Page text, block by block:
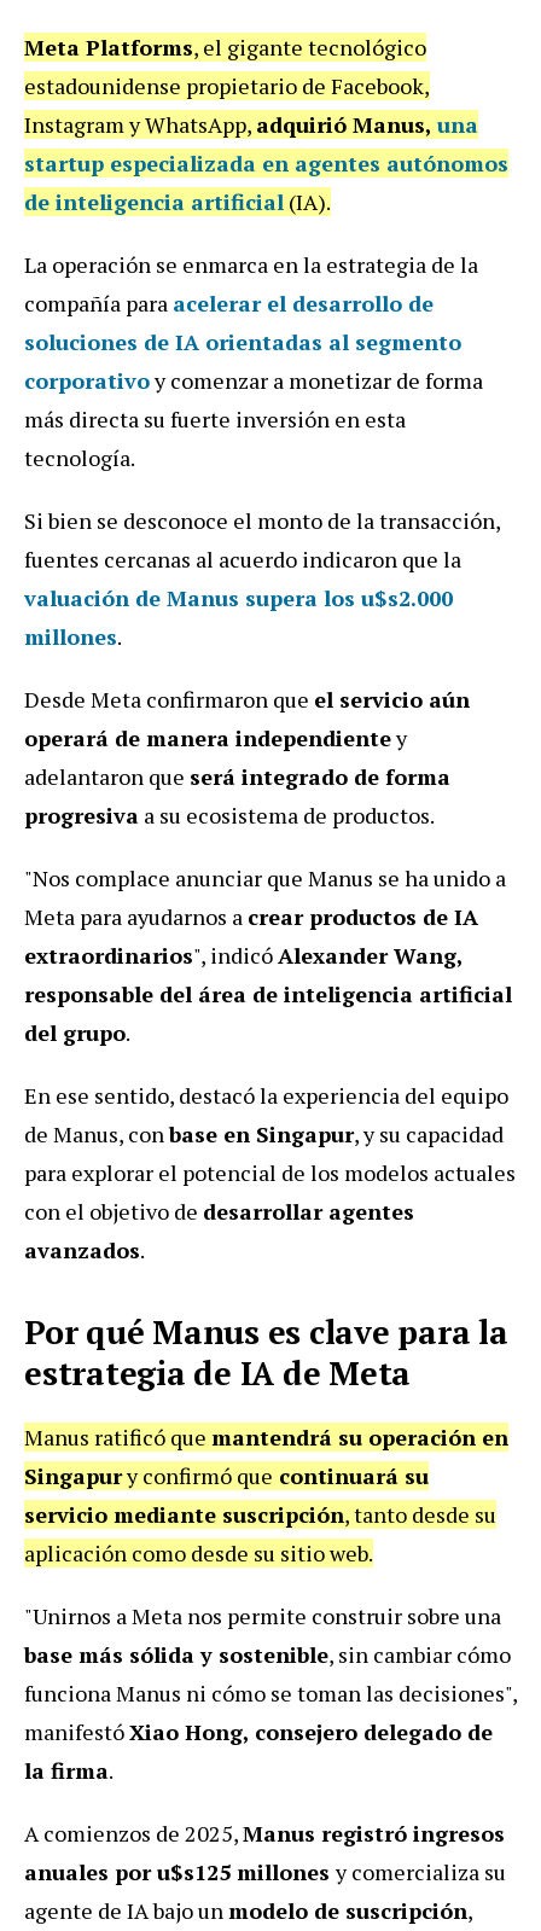
Meta Platforms, el gigante tecnológico
estadounidense propietario de Facebook,
Instagram y WhatsApp, adquirió Manus, una
startup especializada en agentes autónomos
de inteligencia artificial (IA).
La operación se enmarca en la estrategia de la
compañía para acelerar el desarrollo de
soluciones de IA orientadas al segmento
corporativoy comenzar a monetizar de forma
más directa su fuerte inversión en esta
tecnología.
Si bien se desconoce el monto de la transacción,
fuentes cercanas al acuerdo indicaron que la
valuación de Manus supera los u$s2.000
millones.
Desde Meta confirmaron que el servicio aún
operará de manera independientey
adelantaron que será integrado de forma
progresiva a su ecosistema de productos.
"Nos complace anunciar que Manus se ha unido a
Meta para ayudarnos a crear productos de IA
extraordinarios", indicóAlexander Wang,
responsable del área de inteligencia artificial
del grupo.
En ese sentido, destacó la experiencia del equipo
de Manus, conbase en Singapur, y su capacidad
para explorar el potencial de los modelos actuales
con el objetivo de desarrollar agentes
avanzados.
Por qué Manus es clave para la
estrategia de IA de Meta
Manus ratificó que mantendrá su operación en
Singapury confirmó que continuará su
servicio mediante suscripción, tanto desde su
aplicación como desde su sitio web.
"Unirnos a Meta nos permite construir sobre una
base más sólida y sostenible, sin cambiar cómo
funciona Manus ni cómo se toman las decisiones",
manifestóXiao Hong, consejero delegado de
la firma.
A comienzos de 2025,Manus registró ingresos
anuales por u$s125 millonesy comercializa su
agente de IA bajo unmodelo de suscripción,